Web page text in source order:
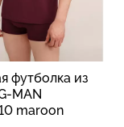
футболка из
MAN
maroon